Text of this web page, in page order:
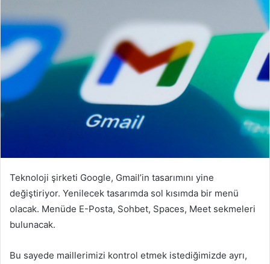
e
-
p
o
e
r
m
Teknoloji şirketi Google, Gmail’in tasarımını yine
değiştiriyor. Yenilecek tasarımda sol kısımda bir menü
olacak. Menüde E-Posta, Sohbet, Spaces, Meet sekmeleri
bulunacak.
Bu sayede maillerimizi kontrol etmek istediğimizde ayrı,